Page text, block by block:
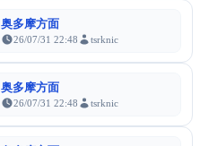
奥多摩方面
26/07/31 22:48 tsrknic
奥多摩方面
26/07/31 22:48 tsrknic